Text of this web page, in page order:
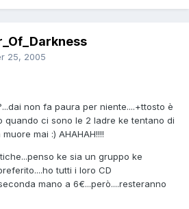
25, 2005
non fa paura per niente....+ttosto è
quando ci sono le 2 ladre ke tentano di
mai :) AHAHAH!!!!
ke sia un gruppo ke
tutti i loro CD
mano a 6€...però....resteranno